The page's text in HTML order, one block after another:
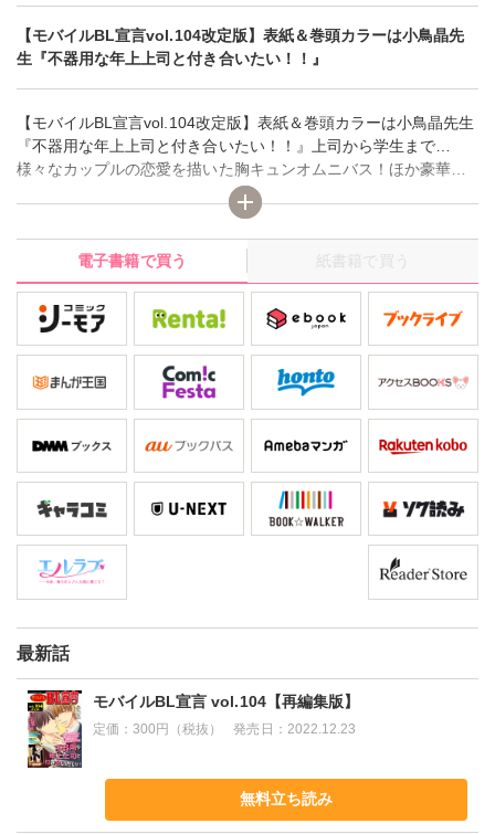
【モバイルBL宣言vol.104改定版】表紙＆巻頭カラーは小鳥晶先
生『不器用な年上上司と付き合いたい！！』
【モバイルBL宣言vol.104改定版】表紙＆巻頭カラーは小鳥晶先生
『不器用な年上上司と付き合いたい！！』上司から学生まで…
様々なカップルの恋愛を描いた胸キュンオムニバス！ほか豪華連
載は、加森葉子先生『赤髪の将軍と反逆の王』、いけがみ小5先生
『幼馴染をメスイキ調教～好きだからＮＴＲ（寝取り）ます』、
冬坂ころも先生『発情契約～気持ちいいこともっとして？』 ※
本書は2023年10月まで販売しておりました「モバイルBL宣言 Vol.
104」から一部を除き、再編集をしたものです。重複購入にご注意
下さい。
電子書籍で買う 紙書籍で買う
最新話
モバイルBL宣言 vol.104【再編集版】
定価：300円（税抜） 発売日： 2022.12.23
無料立ち読み